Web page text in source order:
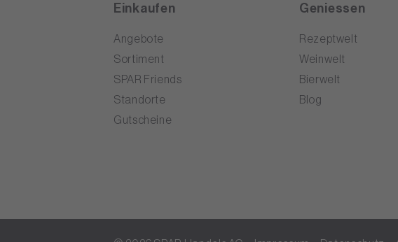
Einkaufen
Angebote
Sortiment
SPAR Friends
Standorte
Gutscheine
Geniessen
Rezeptwelt
Weinwelt
Bierwelt
Blog